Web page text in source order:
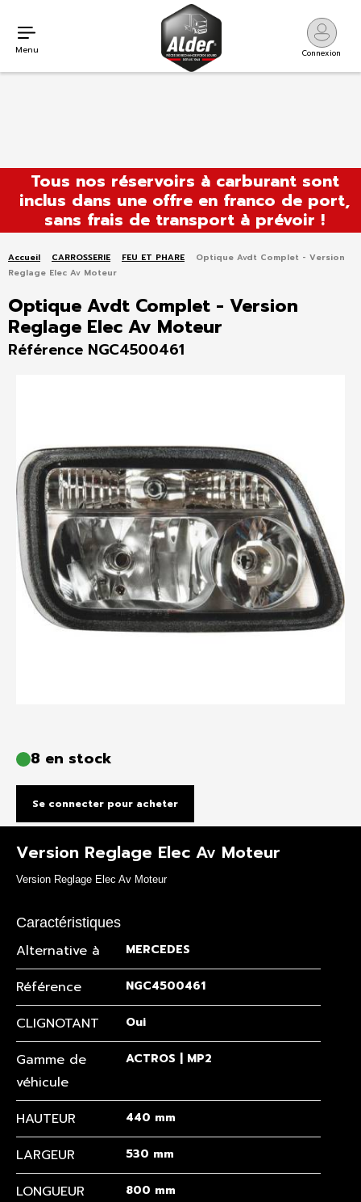
contenu
Tous nos réservoirs à carburant sont
inclus dans une offre en franco de port,
sans frais de transport à prévoir !
Connexion
Menu
Accueil CARROSSERIE FEU ET PHARE
Optique Avdt Complet - Version
Reglage Elec Av Moteur
Optique Avdt Complet - Version
Reglage Elec Av Moteur
Référence NGC4500461
8 en stock
Se connecter pour acheter
Version Reglage Elec Av Moteur
Version Reglage Elec Av Moteur
Caractéristiques
Alternative à MERCEDES
Référence NGC4500461
CLIGNOTANT Oui
Gamme de
véhicule
ACTROS | MP2
HAUTEUR 440 mm
LARGEUR 530 mm
LONGUEUR 800 mm